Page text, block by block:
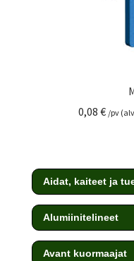
0,08 € /pv
Aidat, kaiteet ja
Alumiinitelineet
Avant kuormaajat